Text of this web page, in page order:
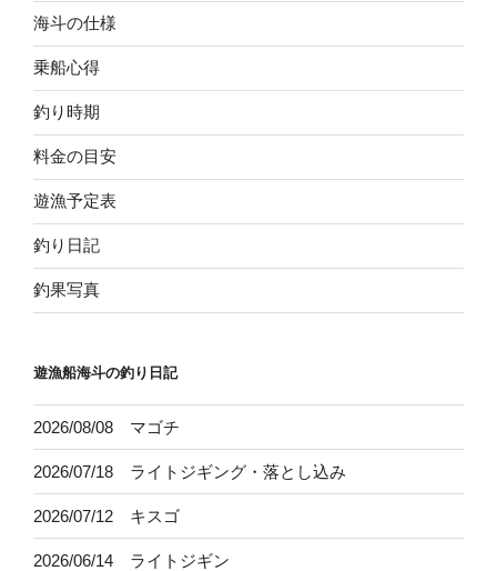
海斗の仕様
乗船心得
釣り時期
料金の目安
遊漁予定表
釣り日記
釣果写真
遊漁船海斗の釣り日記
2026/08/08 マゴチ
2026/07/18 ライトジギング・落とし込み
2026/07/12 キスゴ
2026/06/14 ライトジギン